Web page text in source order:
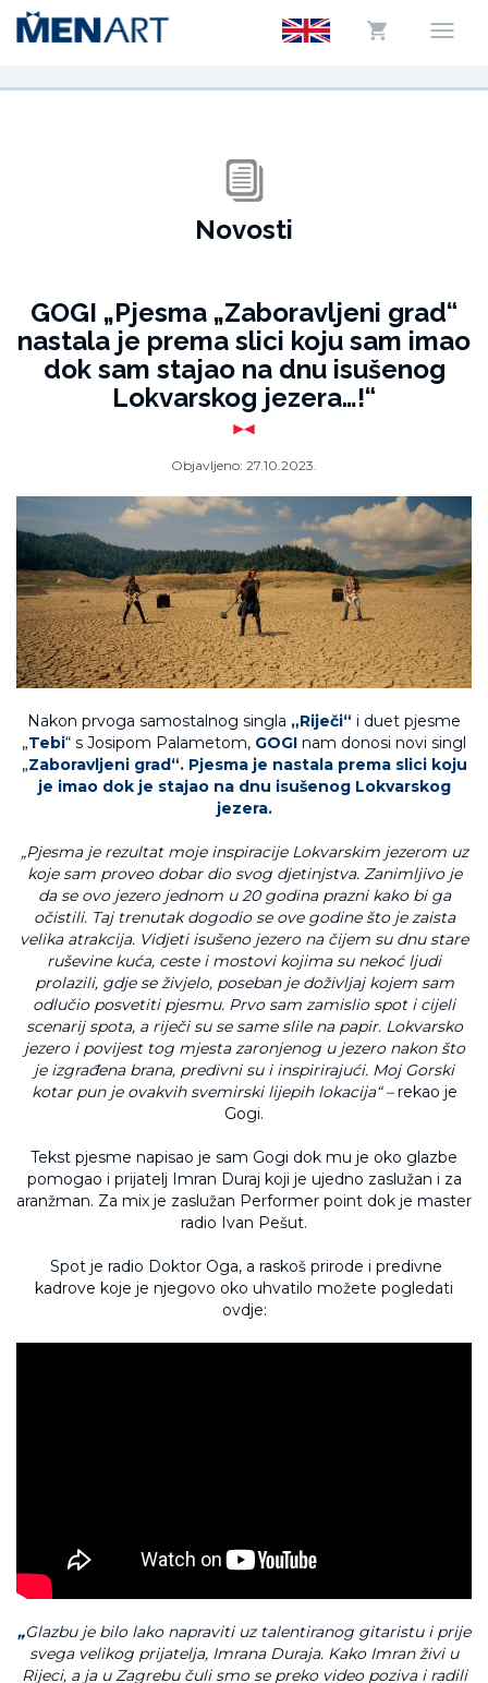
Novosti
GOGI „Pjesma „Zaboravljeni grad“
nastala je prema slici koju sam imao
dok sam stajao na dnu isušenog
Lokvarskog jezera…!“
Objavljeno: 27.10.2023.
Nakon prvoga samostalnog singla „Riječi“ i duet pjesme
„Tebi“ s Josipom Palametom, GOGI nam donosi novi singl
„Zaboravljeni grad“. Pjesma je nastala prema slici koju
je imao dok je stajao na dnu isušenog Lokvarskog
jezera.
„Pjesma je rezultat moje inspiracije Lokvarskim jezerom uz
koje sam proveo dobar dio svog djetinjstva. Zanimljivo je
da se ovo jezero jednom u 20 godina prazni kako bi ga
očistili. Taj trenutak dogodio se ove godine što je zaista
velika atrakcija. Vidjeti isušeno jezero na čijem su dnu stare
ruševine kuća, ceste i mostovi kojima su nekoć ljudi
prolazili, gdje se živjelo, poseban je doživljaj kojem sam
odlučio posvetiti pjesmu. Prvo sam zamislio spot i cijeli
scenarij spota, a riječi su se same slile na papir. Lokvarsko
jezero i povijest tog mjesta zaronjenog u jezero nakon što
je izgrađena brana, predivni su i inspirirajući. Moj Gorski
kotar pun je ovakvih svemirski lijepih lokacija“ –rekao je
Gogi.
Tekst pjesme napisao je sam Gogi dok mu je oko glazbe
pomogao i prijatelj Imran Duraj koji je ujedno zaslužan i za
aranžman. Za mix je zaslužan Performer point dok je master
radio Ivan Pešut.
Spot je radio Doktor Oga, a raskoš prirode i predivne
kadrove koje je njegovo oko uhvatilo možete pogledati
ovdje:
„Glazbu je bilo lako napraviti uz talentiranog gitaristu i prije
svega velikog prijatelja, Imrana Duraja. Kako Imran živi u
Rijeci, a ja u Zagrebu čuli smo se preko video poziva i radili